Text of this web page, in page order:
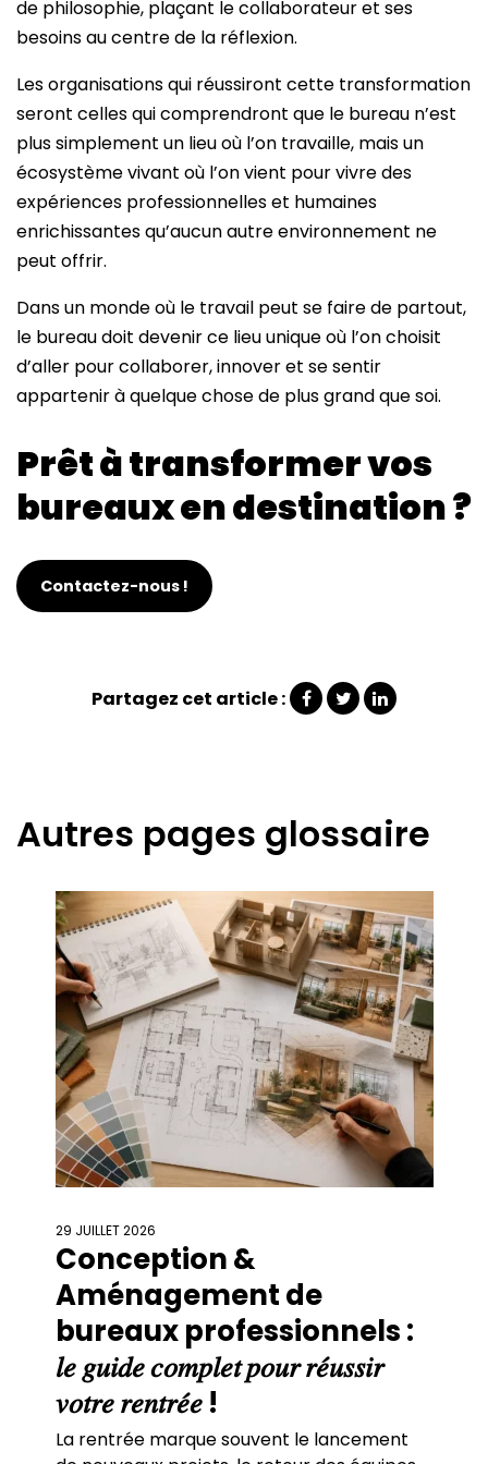
de philosophie, plaçant le collaborateur et ses
besoins au centre de la réflexion.
Les organisations qui réussiront cette transformation
seront celles qui comprendront que le bureau n’est
plus simplement un lieu où l’on travaille, mais un
écosystème vivant où l’on vient pour vivre des
expériences professionnelles et humaines
enrichissantes qu’aucun autre environnement ne
peut offrir.
Dans un monde où le travail peut se faire de partout,
le bureau doit devenir ce lieu unique où l’on choisit
d’aller pour collaborer, innover et se sentir
appartenir à quelque chose de plus grand que soi.
Prêt à transformer vos
bureaux en destination ?
Contactez-nous !
Partagez cet article :
Autres pages glossaire
29 JUILLET 2026
Conception &
Aménagement de
bureaux professionnels :
𝑙𝑒 𝑔𝑢𝑖𝑑𝑒 𝑐𝑜𝑚𝑝𝑙𝑒𝑡 𝑝𝑜𝑢𝑟 𝑟𝑒́𝑢𝑠𝑠𝑖𝑟
𝑣𝑜𝑡𝑟𝑒 𝑟𝑒𝑛𝑡𝑟𝑒́𝑒 !
La rentrée marque souvent le lancement